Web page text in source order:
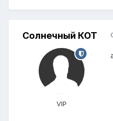
Солнечный КОТ
VIP